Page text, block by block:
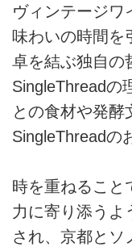
ヴィンテージワ
味わいの時間を
卓を結ぶ独自の
SingleThreadの
との食材や発酵
SingleThreadの
時を重ねること
力に寄り添うよ
され、京都とソ